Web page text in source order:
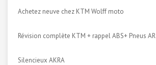
Achetez neuve chez KTM Wolff moto
Révision complète KTM + rappel ABS+ Pneus AR
Silencieux AKRA